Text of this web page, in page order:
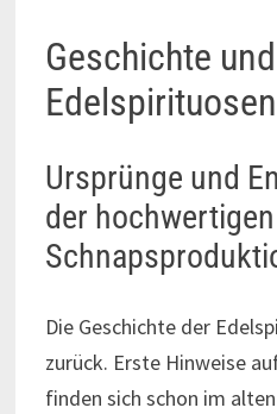
Geschichte
Edelspirituosen
Ursprünge und
der hochwertigen
Die Geschichte der
zurück. Erste Hinweise
finden sich schon im